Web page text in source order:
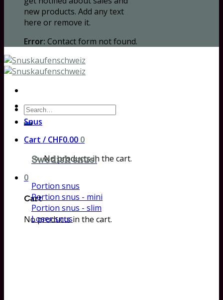
new products. Add any text
here or remove it.
Error: Contact form not found.
Search
for:
Cart / CHF0.00 0
No products in the cart.
0
Cart
No products in the cart.
Snus
Swedish snus!
Portion snus
Portion snus - mini
Portion snus - slim
Loser snus